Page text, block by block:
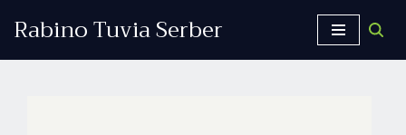
Rabino Tuvia Serber